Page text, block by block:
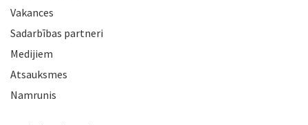
Vakances
Sadarbības partneri
Medijiem
Atsauksmes
Namrunis